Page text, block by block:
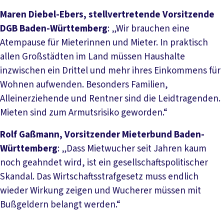
Maren Diebel-Ebers, stellvertretende Vorsitzende
DGB Baden-Württemberg: „Wir brauchen eine
Atempause für Mieterinnen und Mieter. In praktisch
allen Großstädten im Land müssen Haushalte
inzwischen ein Drittel und mehr ihres Einkommens für
Wohnen aufwenden. Besonders Familien,
Alleinerziehende und Rentner sind die Leidtragenden.
Mieten sind zum Armutsrisiko geworden.“
Rolf Gaßmann, Vorsitzender Mieterbund Baden-
Württemberg: „Dass Mietwucher seit Jahren kaum
noch geahndet wird, ist ein gesellschaftspolitischer
Skandal. Das Wirtschaftsstrafgesetz muss endlich
wieder Wirkung zeigen und Wucherer müssen mit
Bußgeldern belangt werden.“